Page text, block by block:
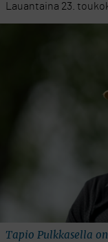
Lauantaina 23.
Tapio Pulkkasella